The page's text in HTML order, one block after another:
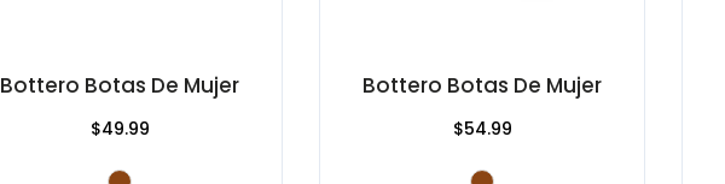
Bottero Botas De Mujer
$49.99
Bottero Botas De Mujer
$54.99